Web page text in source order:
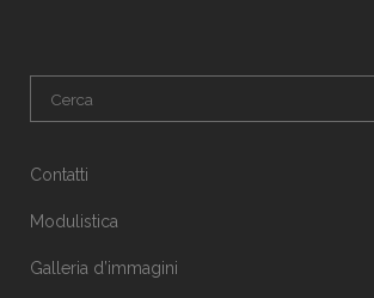
Contatti
Modulistica
Galleria d’immagini